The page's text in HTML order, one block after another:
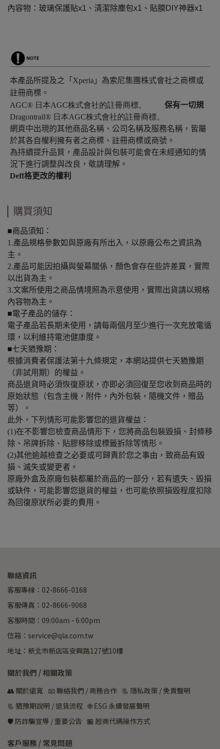
內容物：玻璃保護貼x1、清潔除塵包x1、貼膜DIY神器x1
本產品所提及之「Xperia」為索尼集團株式會社之商標或
註冊商標。
AGC® 日本AGC株式會社的註冊商標。
Dragontrail® 日本AGC株式會社的註冊商標。
網頁中出現的其他商品名稱、公司名稱及服務名稱，皆屬
於其各自權利擁有者之商標、註冊商標或商號。
為持續提升品質，產品設計與包裝可能會在未經通知的情
況下進行調整與改良，敬請理解。
Deff
保有一切規
格更改的權利
購買須知
■商品須知：
1.產品規格參數如與原廠有所出入，以原廠公布之資訊為
主。
2.產品可能因拍攝與螢幕關係，顏色會存在些許差異，實際
以出貨為主。
3.文案所使用之商品情境照為示意使用，實際出貨請以規格
內容物為主。
■電子產品的儲存：
電子產品若長期未使用，請每兩個月至少進行一次充放電循
環，以利維持電池健康度。
■七天猶豫期：
根據消費者保護法第十九條規定，本網站提供七天猶豫期
（非試用期）的權益。
商品退貨時必須恢復原狀，亦即必須回復至您收到商品時的
原始狀態（包含主機，附件，內外包裝，隨機文件，贈品
等）。
​此外，下列情形可能影響您的退貨權益：
(1)在不影響您檢查商品情形下，您將商品包裝毀損、封條移
除、吊牌拆除、貼膠移除或標籤拆除等情形。
(2)其他逾越檢查之必要或可歸責於您之事由，致商品有毀
損、滅失或變更者。
原廠外盒及原廠包裝都屬於商品的一部分，若有遺失、毀損
或缺件，可能影響您退貨的權益，也可能依照損毀程度扣除
為回復原狀所必要的費用。
聯絡資訊
客服專線：02-8666-0168
客服傳真：02-8666-9068
客服時間：09:00am - 6:00pm
信箱：service@qla.com.tw
地址：新北市新店區安興路127號10樓
關於我們 / 相關政策
👥 關於遠寬 📧 聯絡我們 / 商務合作 📃 隱私政策 / 免責聲明
📃 猶豫期說明 / 退貨流程 🌐 ESG 永續發展聲明
🛡️ 防詐騙宣導 / 重要公告 🏪 超商代碼操作方式
客戶服務 / 常見問題